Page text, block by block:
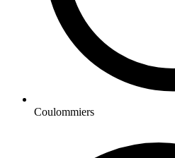
Coulommiers